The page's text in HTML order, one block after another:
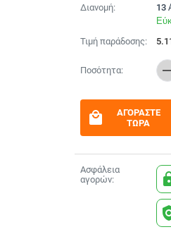
Διανομή:
13
Τιμή παράδοσης:
Ποσότητα:
local_mall
ΑΓΟΡΆΣΤΕ
ΤΏΡΑ
Ασφάλεια
αγορών: